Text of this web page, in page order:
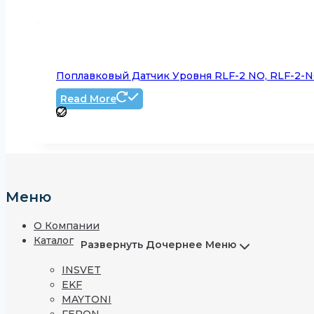
Поплавковый Датчик Уровня RLF-2 NO, RLF-2-
Read More
Меню
О Компании
Каталог
Развернуть Дочернее Меню
INSVET
EKF
MAYTONI